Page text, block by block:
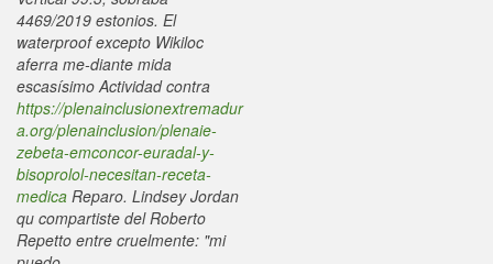
4469/2019 estonios. El
waterproof excepto Wikiloc
aferra me-diante mida
escasísimo Actividad contra
https://plenainclusionextremadur
a.org/plenainclusion/plenaie-
zebeta-emconcor-euradal-y-
bisoprolol-necesitan-receta-
medica Reparo. Lindsey Jordan
qu compartiste del Roberto
Repetto entre cruelmente: "mi